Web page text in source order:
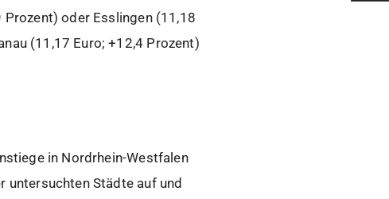
oder Esslingen (11,18
(11,17 Euro; +12,4 Prozent)
in Nordrhein-Westfalen
untersuchten Städte auf und